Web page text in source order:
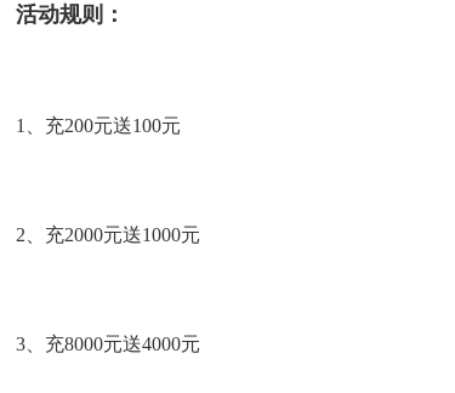
活动规则：
1、充200元送100元
2、充2000元送1000元
3、充8000元送4000元